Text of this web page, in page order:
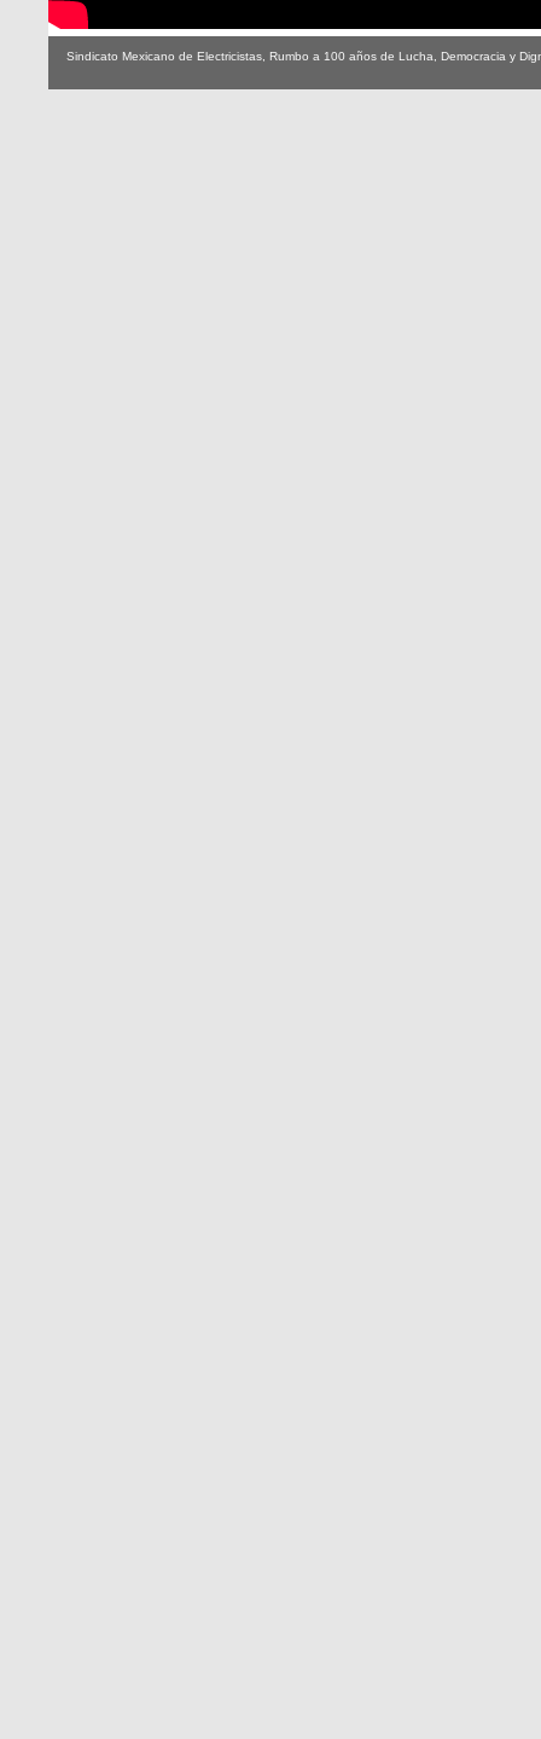
Sindicato Mexicano de Electricistas, Rumbo a 100 años de Lucha, Democracia y